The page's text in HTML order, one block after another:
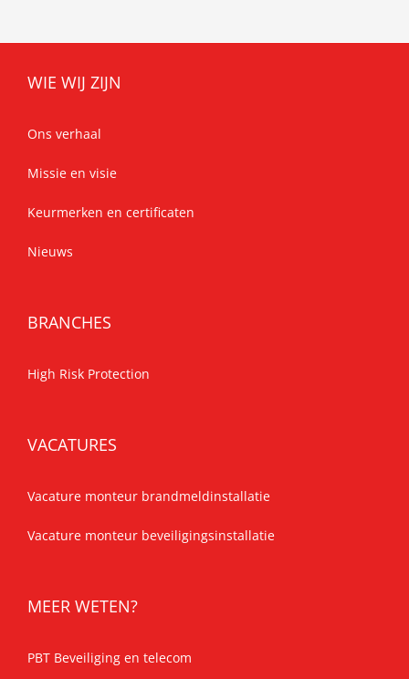
WIE WIJ ZIJN
Ons verhaal
Missie en visie
Keurmerken en certificaten
Nieuws
BRANCHES
High Risk Protection
VACATURES
Vacature monteur brandmeldinstallatie
Vacature monteur beveiligingsinstallatie
MEER WETEN?
PBT Beveiliging en telecom